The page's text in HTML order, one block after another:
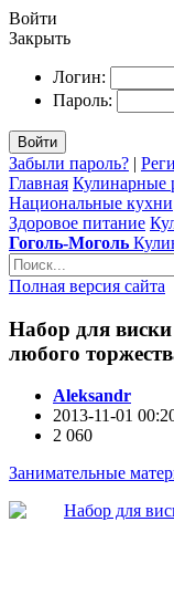
Войти
Закрыть
Логин:
Пароль:
Войти
Забыли пароль? |
Главная Кулинарные
Национальные кухни
Здоровое питание
Гоголь-Моголь
Полная версия сайта
Набор для
любого
Aleksandr
2013-11-01
2 060
Занимательные